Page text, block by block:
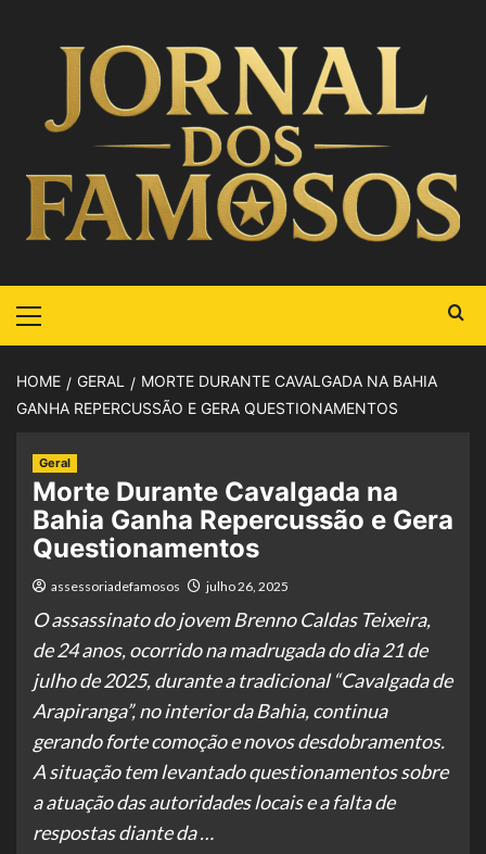
HOME GERAL
MORTE DURANTE CAVALGADA NA BAHIA
GANHA REPERCUSSÃO E GERA QUESTIONAMENTOS
Geral
Morte Durante Cavalgada na
Bahia Ganha Repercussão e Gera
Questionamentos
assessoriadefamosos julho 26, 2025
O assassinato do jovem Brenno Caldas Teixeira,
de 24 anos, ocorrido na madrugada do dia 21 de
julho de 2025, durante a tradicional “Cavalgada de
Arapiranga”, no interior da Bahia, continua
gerando forte comoção e novos desdobramentos.
A situação tem levantado questionamentos sobre
a atuação das autoridades locais e a falta de
respostas diante da …